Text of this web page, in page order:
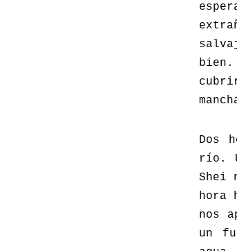
bien.
Dos
río.
Shei
hora
nos
un